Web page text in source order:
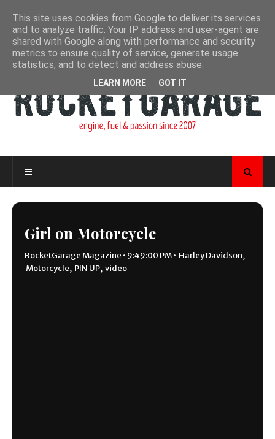
Girl on Motorcycle
RocketGarage Magazine • 9:49:00 PM• Harley Davidson,
Motorcycle, PIN UP, video
This site uses cookies from Google to deliver its services
and to analyze traffic. Your IP address and user-agent are
shared with Google along with performance and security
metrics to ensure quality of service, generate usage
statistics, and to detect and address abuse.
LEARN MORE GOT IT